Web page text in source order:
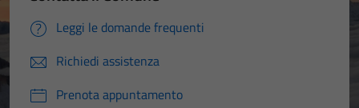
Leggi le domande frequenti
Richiedi assistenza
Prenota appuntamento